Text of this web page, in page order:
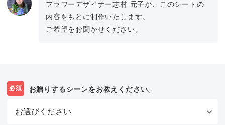
フラワーデザイナー志村 元子が、このシートの
内容をもとに制作いたします。
ご希望をお聞かせください。
必須 お贈りするシーンをお教えください。